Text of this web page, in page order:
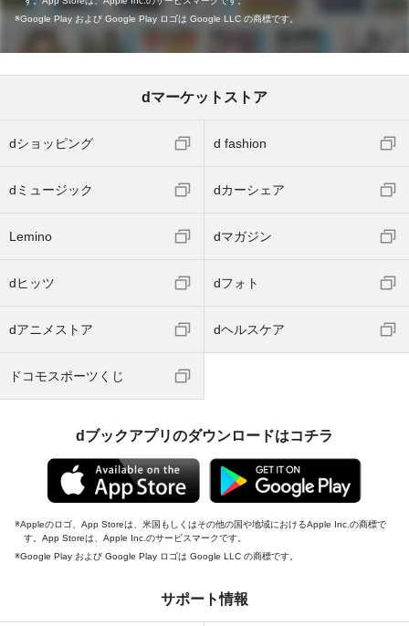
Google Play および Google Play ロゴは Google LLC の商標です。
dマーケットストア
dショッピング d fashion
dミュージック dカーシェア
Lemino dマガジン
dヒッツ dフォト
dアニメストア dヘルスケア
ドコモスポーツくじ
dブックアプリのダウンロードはコチラ
Appleのロゴ、App Storeは、米国もしくはその他の国や地域におけるApple Inc.の商標で
す。App Storeは、Apple Inc.のサービスマークです。
Google Play および Google Play ロゴは Google LLC の商標です。
サポート情報